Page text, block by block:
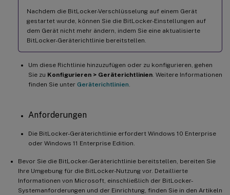
Nachdem die BitLocker-Verschlüsselung auf einem Gerät
gestartet wurde, können Sie die BitLocker-Einstellungen auf
dem Gerät nicht mehr ändern, indem Sie eine aktualisierte
BitLocker-Geräterichtlinie bereitstellen.
Um diese Richtlinie hinzuzufügen oder zu konfigurieren, gehen
Sie zu Konfigurieren > Geräterichtlinien . Weitere Informationen
finden Sie unter Geräterichtlinien
Anforderungen
Die BitLocker-Geräterichtlinie erfordert Windows 10 Enterprise
oder Windows 11 Enterprise Edition.
Bevor Sie die BitLocker-Geräterichtlinie bereitstellen, bereiten Sie
Ihre Umgebung für die BitLocker-Nutzung vor. Detaillierte
Informationen von Microsoft, einschließlich der BitLocker-
Systemanforderungen und der Einrichtung, finden Sie in den Artikeln